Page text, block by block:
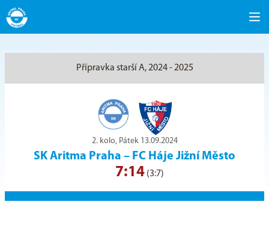
Přípravka starší A, 2024 - 2025
2. kolo, Pátek 13.09.2024
SK Aritma Praha – FC Háje Jižní Město
7:14 (3:7)